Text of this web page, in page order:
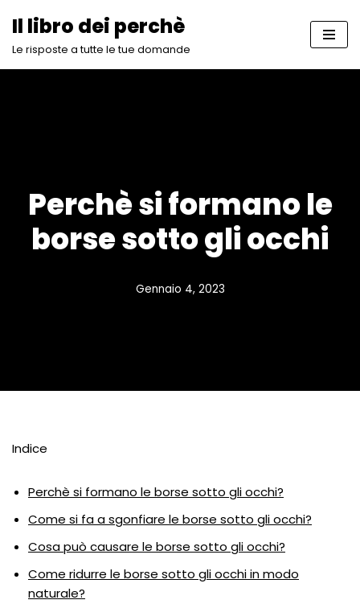
Vai
Il libro dei perchè
Le risposte a tutte le tue domande
Perchè si formano le
borse sotto gli occhi
Gennaio 4, 2023
Indice
Perchè si formano le borse sotto gli occhi?
Come si fa a sgonfiare le borse sotto gli occhi?
Cosa può causare le borse sotto gli occhi?
Come ridurre le borse sotto gli occhi in modo
naturale?